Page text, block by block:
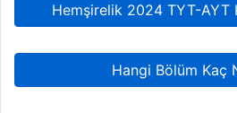
Hemşirelik 2024 TYT-AYT
Hangi Bölüm Kaç